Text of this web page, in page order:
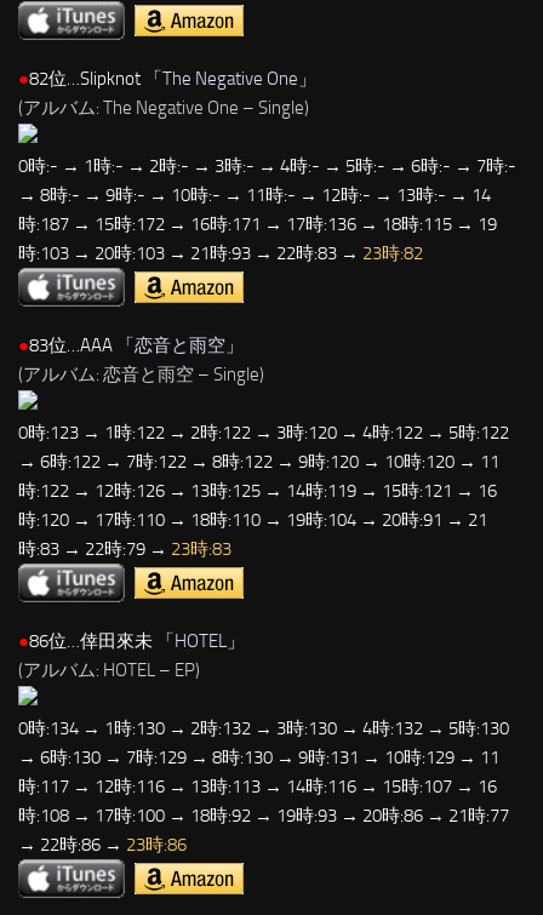
●82位…Slipknot 「The Negative One 」
(アルバム: The Negative One – Single)
0時:- → 1時:- → 2時:- → 3時:- → 4時:- → 5時:- → 6時:- → 7時:-
→ 8時:- → 9時:- → 10時:- → 11時:- → 12時:- → 13時:- → 14
時:187 → 15時:172 → 16時:171 → 17時:136 → 18時:115 → 19
時:103 → 20時:103 → 21時:93 → 22時:83 → 23時:82
●83位…AAA 「恋音と雨空 」
(アルバム: 恋音と雨空 – Single)
0時:123 → 1時:122 → 2時:122 → 3時:120 → 4時:122 → 5時:122
→ 6時:122 → 7時:122 → 8時:122 → 9時:120 → 10時:120 → 11
時:122 → 12時:126 → 13時:125 → 14時:119 → 15時:121 → 16
時:120 → 17時:110 → 18時:110 → 19時:104 → 20時:91 → 21
時:83 → 22時:79 → 23時:83
●86位…倖田來未 「HOTEL 」
(アルバム: HOTEL – EP)
0時:134 → 1時:130 → 2時:132 → 3時:130 → 4時:132 → 5時:130
→ 6時:130 → 7時:129 → 8時:130 → 9時:131 → 10時:129 → 11
時:117 → 12時:116 → 13時:113 → 14時:116 → 15時:107 → 16
時:108 → 17時:100 → 18時:92 → 19時:93 → 20時:86 → 21時:77
→ 22時:86 → 23時:86